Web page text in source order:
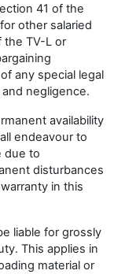
41 of the
other salaried
the TV-L or
any special legal
negligence.
availability
endeavour to
due to
disturbances
in this
liable for grossly
This applies in
material or